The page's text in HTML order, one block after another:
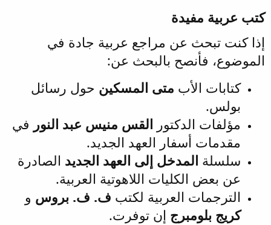
كتب عربية مفيدة
إذا كنت تبحث عن مراجع عربية جادة في
الموضوع، فأنصح بالبحث عن:
كتابات الأب متى المسكين حول رسائل
بولس.
مؤلفات الدكتور القس منيس عبد النور في
مقدمات أسفار العهد الجديد.
سلسلة المدخل إلى العهد الجديد الصادرة
عن بعض الكليات اللاهوتية العربية.
الترجمات العربية لكتب ف. ف. بروس و
كريج بلومبرج إن توفرت.